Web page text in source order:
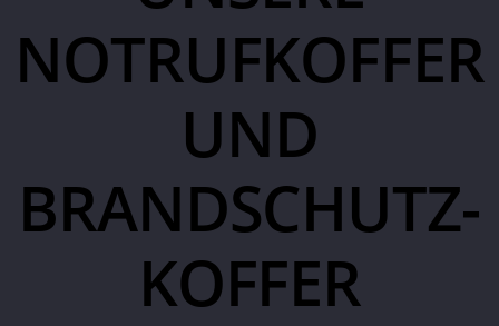
NOTRUF­KOFFER
UND
BRANDSCHUTZ­
KOFFER